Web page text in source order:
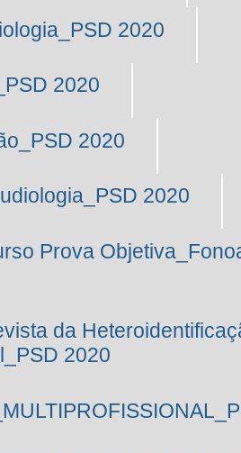
2020
2020
2020
2020
Prova
da
2020